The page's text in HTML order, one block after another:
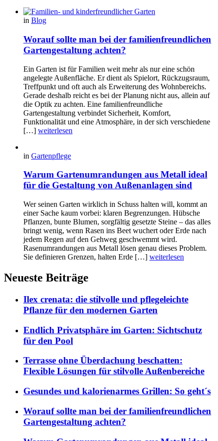
in Blog
Worauf sollte man bei der familienfreundlichen
Gartengestaltung achten?
Ein Garten ist für Familien weit mehr als nur eine schön
angelegte Außenfläche. Er dient als Spielort, Rückzugsraum,
Treffpunkt und oft auch als Erweiterung des Wohnbereichs.
Gerade deshalb reicht es bei der Planung nicht aus, allein auf
die Optik zu achten. Eine familienfreundliche
Gartengestaltung verbindet Sicherheit, Komfort,
Funktionalität und eine Atmosphäre, in der sich verschiedene
[…] weiterlesen
in Gartenpflege
Warum Gartenumrandungen aus Metall ideal
für die Gestaltung von Außenanlagen sind
Wer seinen Garten wirklich in Schuss halten will, kommt an
einer Sache kaum vorbei: klaren Begrenzungen. Hübsche
Pflanzen, bunte Blumen, sorgfältig gesetzte Steine – das alles
bringt wenig, wenn Rasen ins Beet wuchert oder Erde nach
jedem Regen auf den Gehweg geschwemmt wird.
Rasenumrandungen aus Metall lösen genau dieses Problem.
Sie definieren Grenzen, halten Erde […] weiterlesen
Neueste Beiträge
Ilex crenata: die stilvolle und pflegeleichte
Pflanze für den modernen Garten
Endlich Privatsphäre im Garten: Sichtschutz
für den Pool
Terrasse ohne Überdachung beschatten:
Flexible Lösungen für stilvolle Außenbereiche
Gesundes und kalorienarmes Grillen: So geht´s
Worauf sollte man bei der familienfreundlichen
Gartengestaltung achten?